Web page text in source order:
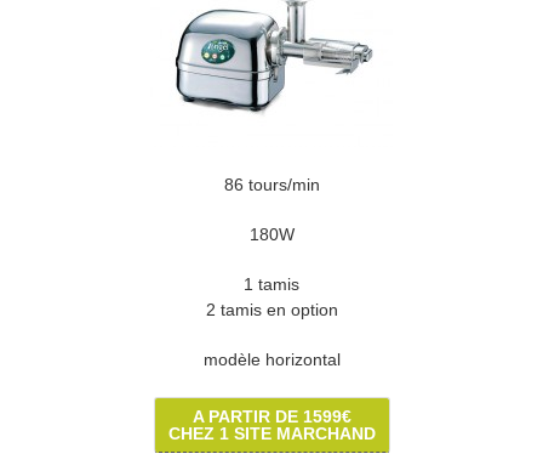
86 tours/min
180W
1 tamis
2 tamis en option
modèle horizontal
A PARTIR DE 1599€
CHEZ 1 SITE MARCHAND